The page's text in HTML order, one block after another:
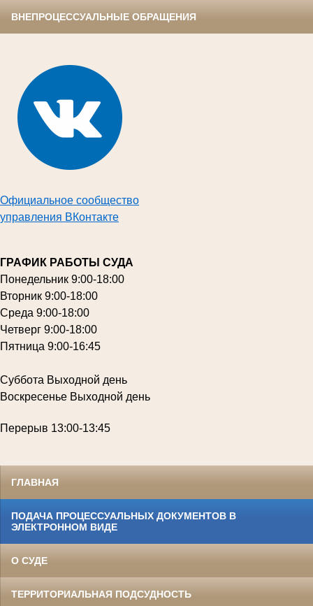
ВНЕПРОЦЕССУАЛЬНЫЕ ОБРАЩЕНИЯ
Официальное сообщество
управления ВКонтакте
ГРАФИК РАБОТЫ СУДА
Понедельник 9:00-18:00
Вторник 9:00-18:00
Среда 9:00-18:00
Четверг 9:00-18:00
Пятница 9:00-16:45
Суббота Выходной день
Воскресенье Выходной день
Перерыв 13:00-13:45
ГЛАВНАЯ
ПОДАЧА ПРОЦЕССУАЛЬНЫХ ДОКУМЕНТОВ В
ЭЛЕКТРОННОМ ВИДЕ
О СУДЕ
ТЕРРИТОРИАЛЬНАЯ ПОДСУДНОСТЬ